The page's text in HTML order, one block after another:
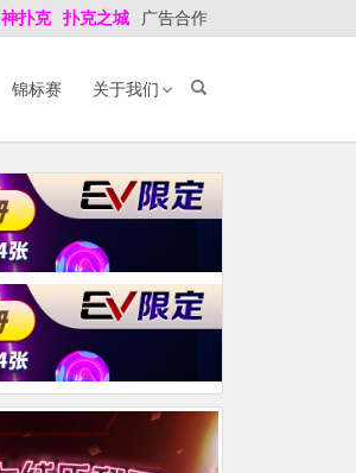
神扑克 扑克之城 广告合作
锦标赛 关于我们